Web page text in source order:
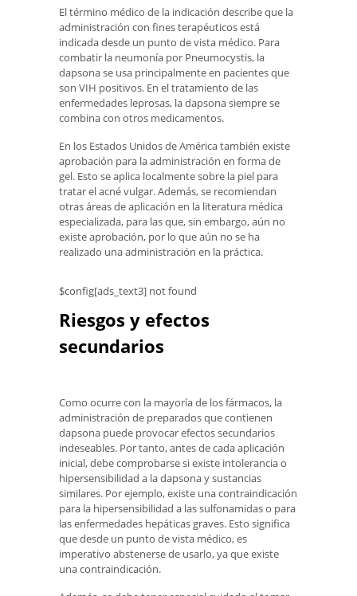
El término médico de la indicación describe que la
administración con fines terapéuticos está
indicada desde un punto de vista médico. Para
combatir la neumonía por Pneumocystis, la
dapsona se usa principalmente en pacientes que
son VIH positivos. En el tratamiento de las
enfermedades leprosas, la dapsona siempre se
combina con otros medicamentos.
En los Estados Unidos de América también existe
aprobación para la administración en forma de
gel. Esto se aplica localmente sobre la piel para
tratar el acné vulgar. Además, se recomiendan
otras áreas de aplicación en la literatura médica
especializada, para las que, sin embargo, aún no
existe aprobación, por lo que aún no se ha
realizado una administración en la práctica.
$config[ads_text3] not found
Riesgos y efectos
secundarios
Como ocurre con la mayoría de los fármacos, la
administración de preparados que contienen
dapsona puede provocar efectos secundarios
indeseables. Por tanto, antes de cada aplicación
inicial, debe comprobarse si existe intolerancia o
hipersensibilidad a la dapsona y sustancias
similares. Por ejemplo, existe una contraindicación
para la hipersensibilidad a las sulfonamidas o para
las enfermedades hepáticas graves. Esto significa
que desde un punto de vista médico, es
imperativo abstenerse de usarlo, ya que existe
una contraindicación.